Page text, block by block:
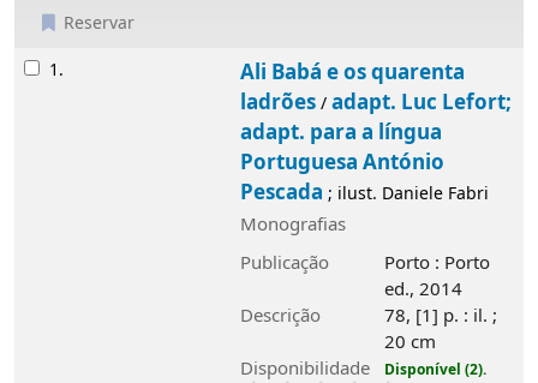
Reservar
Resultados
1.
Ali Babá e os quarenta
ladrões/adapt. Luc Lefort;
adapt. para a língua
Portuguesa António
Pescada ; ilust. Daniele Fabri
Monografias
Publicação
Porto : Porto
ed., 2014
Descrição
78, [1] p. : il. ;
20 cm
Disponibilidade
Disponível (2).